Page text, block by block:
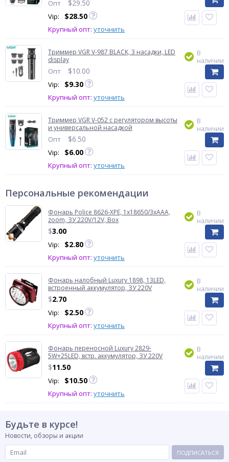
Опт $29.50
Vip: $28.50
Крупный опт: уточнить
Триммер VGR V-987 BLACK, 3 насадки, LED
display
Опт $10.00
Vip: $9.30
Крупный опт: уточнить
В
наличии
Триммер VGR V-052 с регулятором высоты
и универсальной насадкой
Опт $6.50
Vip: $6.00
Крупный опт: уточнить
В
наличии
Персональные рекомендации
Фонарь Police 8626-XPE, 1х18650/3xAAA,
zoom, ЗУ 220V/12V, Box
$3.00
Vip: $2.80
Крупный опт: уточнить
В
наличии
Фонарь налобный Luxury 1898, 13LED,
встроенный аккумулятор, ЗУ 220V
$2.70
Vip: $2.50
Крупный опт: уточнить
В
наличии
Фонарь переносной Luxury 2829-
5W+25LED, встр. аккумулятор, ЗУ 220V
$11.50
Vip: $10.50
Крупный опт: уточнить
В
наличии
Будьте в курсе!
Новости, обзоры и акции
ПОДПИСАТЬСЯ